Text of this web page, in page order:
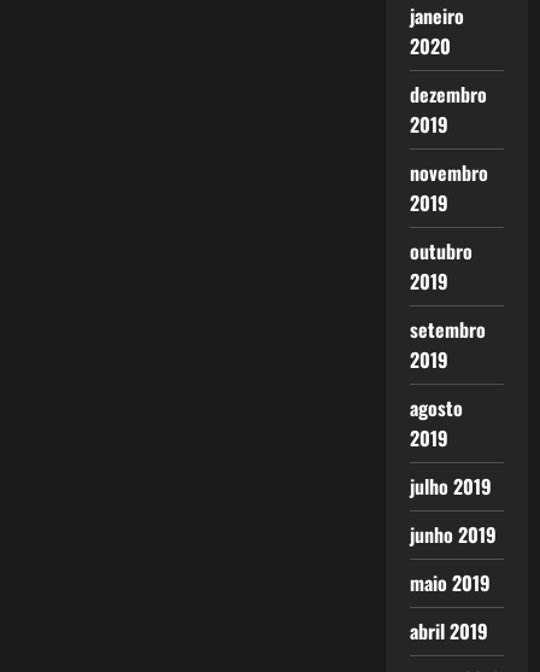
janeiro
2020
dezembro
2019
novembro
2019
outubro
2019
setembro
2019
agosto
2019
julho 2019
junho 2019
maio 2019
abril 2019